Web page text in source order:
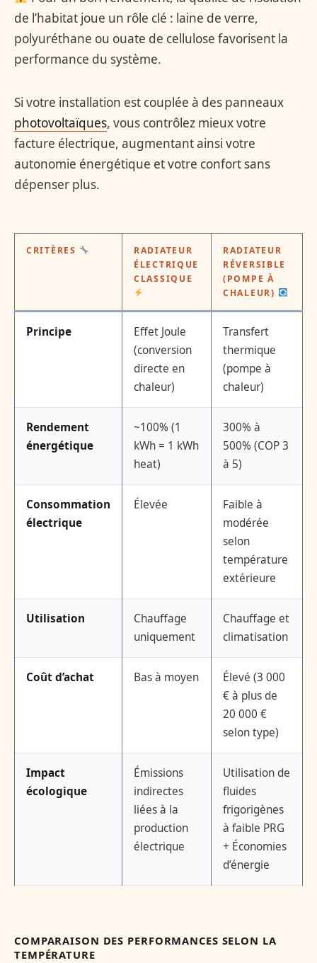
de l’habitat joue un rôle clé : laine de verre,
polyuréthane ou ouate de cellulose favorisent la
performance du système.
Si votre installation est couplée à des panneaux
photovoltaïques, vous contrôlez mieux votre
facture électrique, augmentant ainsi votre
autonomie énergétique et votre confort sans
dépenser plus.
CRITÈRES
RADIATEUR
ÉLECTRIQUE
CLASSIQUE
RADIATEUR
RÉVERSIBLE
(POMPE À
CHALEUR)
Principe
Effet Joule
(conversion
directe en
chaleur)
Transfert
thermique
(pompe à
chaleur)
Rendement
énergétique
~100% (1
kWh = 1 kWh
heat)
300% à
500% (COP 3
à 5)
Consommation
électrique
Élevée
Faible à
modérée
selon
température
extérieure
Utilisation
Chauffage
uniquement
Chauffage et
climatisation
Coût d’achat Bas à moyen
Élevé (3 000
€ à plus de
20 000 €
selon type)
Impact
écologique
Émissions
indirectes
liées à la
production
électrique
Utilisation de
fluides
frigorigènes
à faible PRG
+ Économies
d’énergie
COMPARAISON DES PERFORMANCES SELON LA
TEMPÉRATURE